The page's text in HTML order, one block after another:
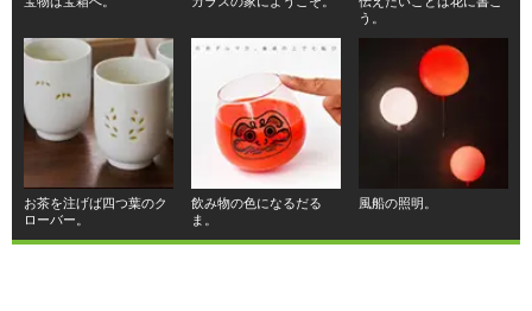
う。
お茶を注げば四つ葉のク
ローバー。
飲み物の色になるだる
ま。
風船の照明。